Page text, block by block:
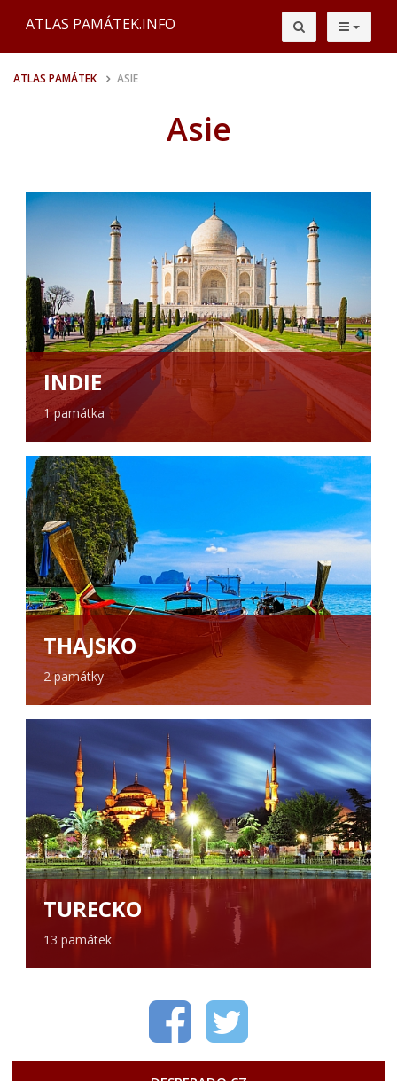
ATLAS PAMÁTEK.INFO
ATLAS PAMÁTEK ASIE
Asie
INDIE
1 památka
THAJSKO
2 památky
TURECKO
13 památek